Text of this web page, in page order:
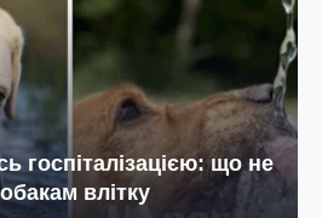
госпіталізацією: що не
влітку